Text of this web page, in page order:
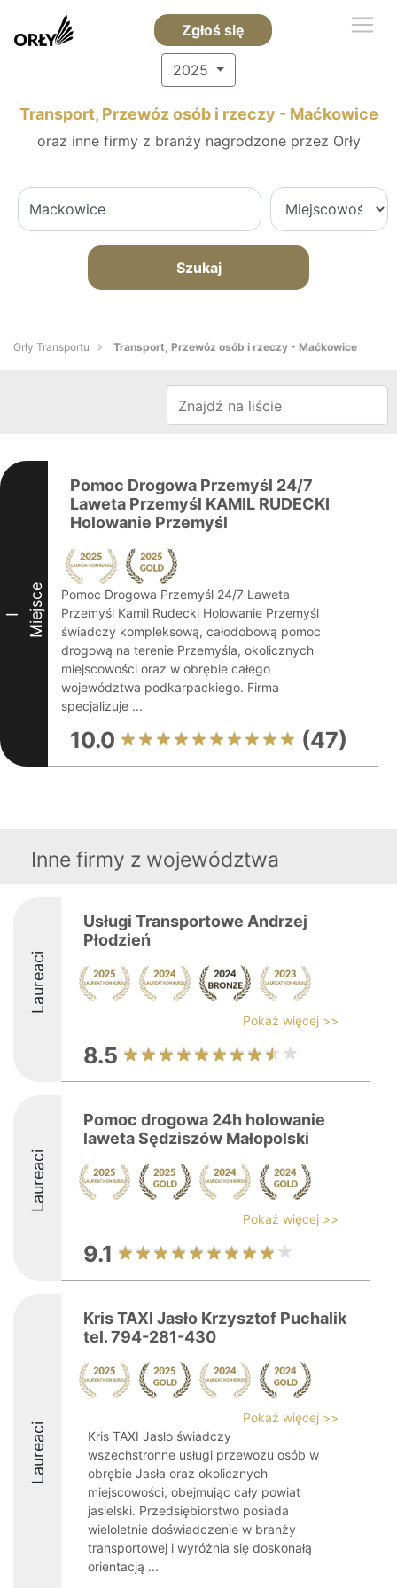
Zgłoś się
2025
Transport, Przewóz osób i rzeczy - Maćkowice
oraz inne firmy z branży nagrodzone przez Orły
Szukaj
Orły Transportu Transport, Przewóz osób i rzeczy - Maćkowice
I Miejsce
Pomoc Drogowa Przemyśl 24/7
Laweta Przemyśl KAMIL RUDECKI
Holowanie Przemyśl
Pomoc Drogowa Przemyśl 24/7 Laweta
Przemyśl Kamil Rudecki Holowanie Przemyśl
świadczy kompleksową, całodobową pomoc
drogową na terenie Przemyśla, okolicznych
miejscowości oraz w obrębie całego
województwa podkarpackiego. Firma
specjalizuje ...
10.0 (47)
Inne firmy z województwa
Laureaci
Usługi Transportowe Andrzej
Płodzień
Pokaż więcej >>
8.5
Laureaci
Pomoc drogowa 24h holowanie
laweta Sędziszów Małopolski
Pokaż więcej >>
9.1
Laureaci
Kris TAXI Jasło Krzysztof Puchalik
tel. 794-281-430
Pokaż więcej >>
Kris TAXI Jasło świadczy
wszechstronne usługi przewozu osób w
obrębie Jasła oraz okolicznych
miejscowości, obejmując cały powiat
jasielski. Przedsiębiorstwo posiada
wieloletnie doświadczenie w branży
transportowej i wyróżnia się doskonałą
orientacją ...